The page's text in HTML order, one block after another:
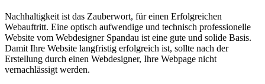
Nachhaltigkeit ist das Zauberwort, für einen Erfolgreichen
Webauftritt. Eine optisch aufwendige und technisch professionelle
Website vom Webdesigner Spandau ist eine gute und solide Basis.
Damit Ihre Website langfristig erfolgreich ist, sollte nach der
Erstellung durch einen Webdesigner, Ihre Webpage nicht
vernachlässigt werden.